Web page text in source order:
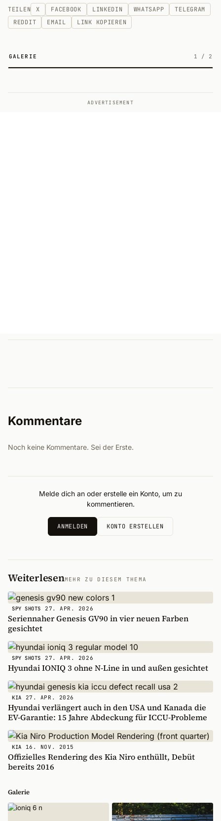
TEILEN X FACEBOOK LINKEDIN WHATSAPP
TELEGRAM
REDDIT
EMAIL LINK KOPIEREN
GALERIE 1 / 2
ADVERTISEMENT
Kommentare
Noch keine Kommentare. Sei der Erste.
Melde dich an oder erstelle ein Konto, um zu
kommentieren.
ANMELDEN KONTO ERSTELLEN
WeiterlesenMEHR ZU DIESEM THEMA
SPY SHOTS 27. APR. 2026
Seriennaher Genesis GV90 in vier neuen Farben
gesichtet
SPY SHOTS 27. APR. 2026
Hyundai IONIQ 3 ohne N-Line in und außen gesichtet
KIA 27. APR. 2026
Hyundai verlängert auch in den USA und Kanada die
EV-Garantie: 15 Jahre Abdeckung für ICCU-Probleme
KIA 16. NOV. 2015
Offizielles Rendering des Kia Niro enthüllt, Debüt
bereits 2016
Galerie